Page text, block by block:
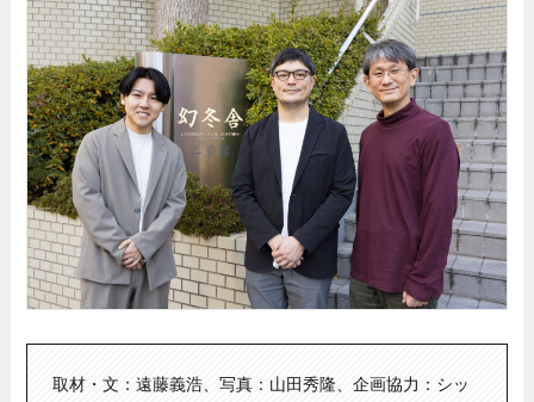
取材・文：遠藤義浩、写真：山田秀隆、企画協力：シッ